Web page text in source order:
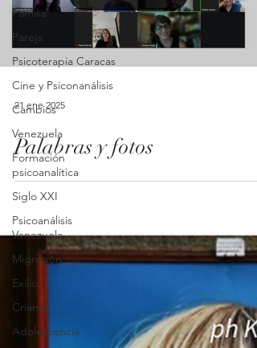
Familia
Pareja
Psicoterapia Caracas
Cine y Psiconanálisis
Cambios
Venezuela
Formación
psicoanalítica
Siglo XXI
Psicoanálisis
Venezuela
Migración
Exilio
Crianza
Adolescencia
21 ene 2025
Palabras y fotos